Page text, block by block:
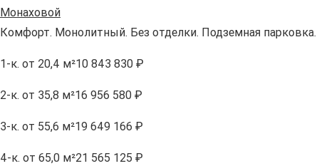
Монаховой
Комфорт. Монолитный. Без отделки. Подземная парковка.
1-к. от 20,4 м²10 843 830 ₽
2-к. от 35,8 м²16 956 580 ₽
3-к. от 55,6 м²19 649 166 ₽
4-к. от 65,0 м²21 565 125 ₽